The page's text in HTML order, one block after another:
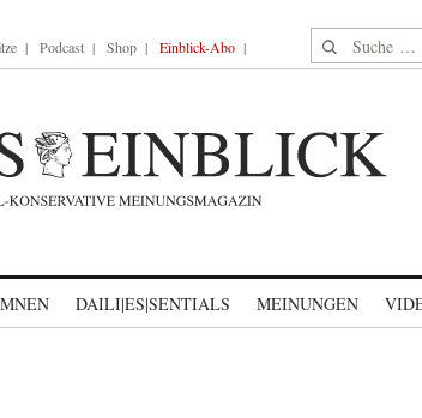
Podcast Shop Einblick-Abo Suche nach:
DAILI|ES|SENTIALS MEINUNGEN